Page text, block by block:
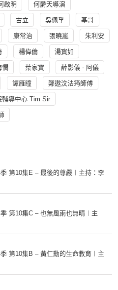
啟明 何爵天導演
古立 吳佩孚 基哥
康常治 張曉嵐 朱利安
楊偉倫 湯寳如
憫 葉家寶 薛影儀 - 阿儀
譚雁瞳 鄭遨汶法筠師傅
輔導中心 Tim Sir
季 第10集E – 最後的尊嚴︱主持：李
第10集C – 也無風雨也無晴︱主
第10集B – 黃仁勳的生命教育︱主